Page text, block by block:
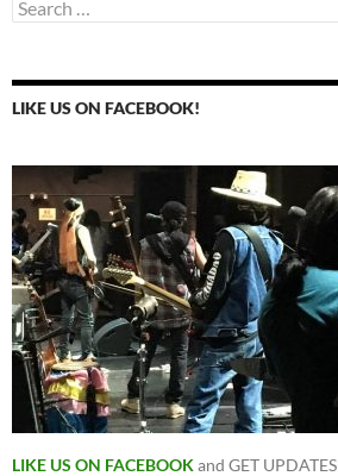
for:
LIKE US ON FACEBOOK!
LIKE US ON FACEBOOKand GET UPDATES